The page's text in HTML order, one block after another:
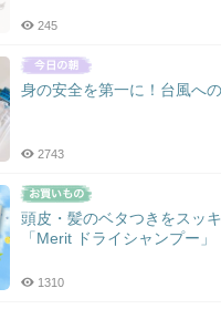
245
身の安全を第一に！台風へ
2743
頭皮・髪のベタつきをスッ
「Merit ドライシャンプー」
1310